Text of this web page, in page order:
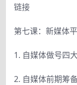
链接
第七课：新媒体
1. 自媒体做号四
2. 自媒体前期筹